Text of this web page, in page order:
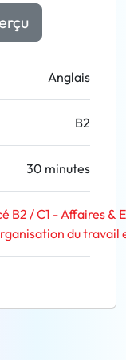
Anglais
B2
30 minutes
B2 / C1 - Affaires &
du travail